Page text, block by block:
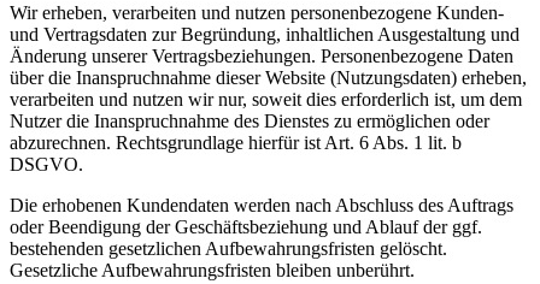
Wir erheben, verarbeiten und nutzen personenbezogene Kunden-
und Vertragsdaten zur Begründung, inhaltlichen Ausgestaltung und
Änderung unserer Vertragsbeziehungen. Personenbezogene Daten
über die Inanspruchnahme dieser Website (Nutzungsdaten) erheben,
verarbeiten und nutzen wir nur, soweit dies erforderlich ist, um dem
Nutzer die Inanspruchnahme des Dienstes zu ermöglichen oder
abzurechnen. Rechtsgrundlage hierfür ist Art. 6 Abs. 1 lit. b
DSGVO.
Die erhobenen Kundendaten werden nach Abschluss des Auftrags
oder Beendigung der Geschäftsbeziehung und Ablauf der ggf.
bestehenden gesetzlichen Aufbewahrungsfristen gelöscht.
Gesetzliche Aufbewahrungsfristen bleiben unberührt.